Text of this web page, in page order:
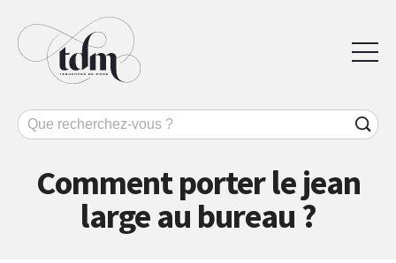
Comment porter le jean
large au bureau ?